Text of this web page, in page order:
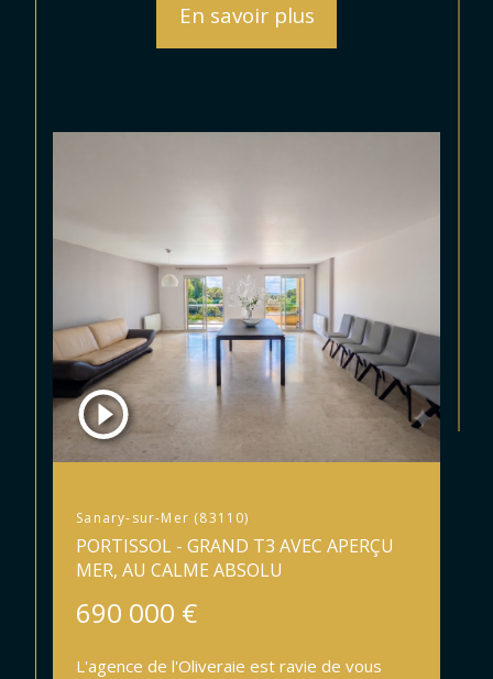
En savoir plus
Sanary-sur-Mer (83110)
PORTISSOL - GRAND T3 AVEC APERÇU
MER, AU CALME ABSOLU
690 000 €
L'agence de l'Oliveraie est ravie de vous